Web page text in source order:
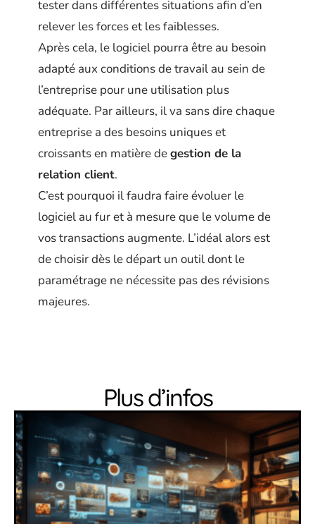
tester dans différentes situations afin d’en
relever les forces et les faiblesses.
Après cela, le logiciel pourra être au besoin
adapté aux conditions de travail au sein de
l’entreprise pour une utilisation plus
adéquate. Par ailleurs, il va sans dire chaque
entreprise a des besoins uniques et
croissants en matière degestion de la
relation client.
C’est pourquoi il faudra faire évoluer le
logiciel au fur et à mesure que le volume de
vos transactions augmente. L’idéal alors est
de choisir dès le départ un outil dont le
paramétrage ne nécessite pas des révisions
majeures.
Plus d’infos